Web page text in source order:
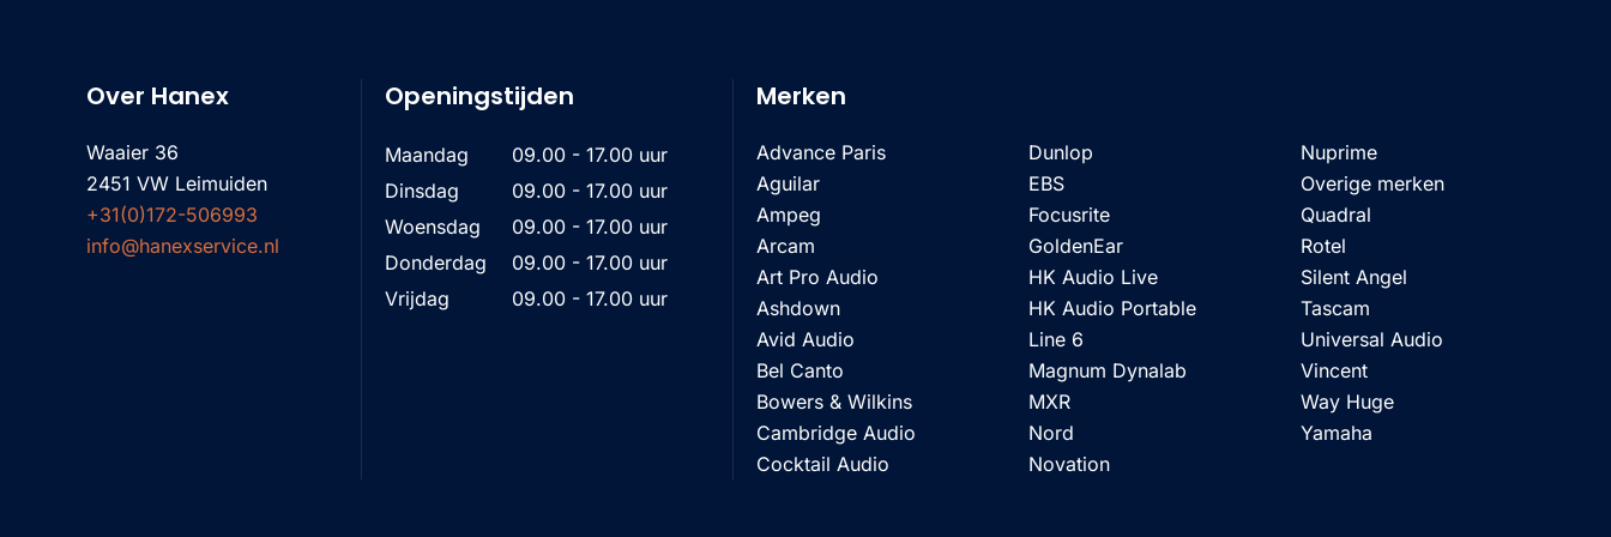
Over Hanex
Waaier 36
2451 VW Leimuiden
+31(0)172-506993
info@hanexservice.nl
Openingstijden
Maandag
09.00 - 17.00 uur
Dinsdag
09.00 - 17.00 uur
Woensdag
09.00 - 17.00 uur
Donderdag
09.00 - 17.00 uur
Vrijdag
09.00 - 17.00 uur
Merken
Advance Paris
Aguilar
Ampeg
Arcam
Art Pro Audio
Ashdown
Avid Audio
Bel Canto
Bowers & Wilkins
Cambridge Audio
Cocktail Audio
Dunlop
EBS
Focusrite
GoldenEar
HK Audio Live
HK Audio Portable
Line 6
Magnum Dynalab
MXR
Nord
Novation
Nuprime
Overige merken
Quadral
Rotel
Silent Angel
Tascam
Universal Audio
Vincent
Way Huge
Yamaha